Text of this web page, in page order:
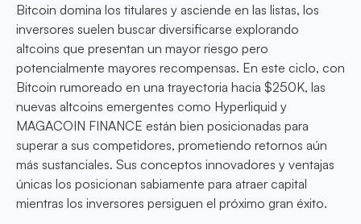
Bitcoin domina los titulares y asciende en las listas, los
inversores suelen buscar diversificarse explorando
altcoins que presentan un mayor riesgo pero
potencialmente mayores recompensas. En este ciclo, con
Bitcoin rumoreado en una trayectoria hacia $250K, las
nuevas altcoins emergentes como Hyperliquid y
MAGACOIN FINANCE están bien posicionadas para
superar a sus competidores, prometiendo retornos aún
más sustanciales. Sus conceptos innovadores y ventajas
únicas los posicionan sabiamente para atraer capital
mientras los inversores persiguen el próximo gran éxito.